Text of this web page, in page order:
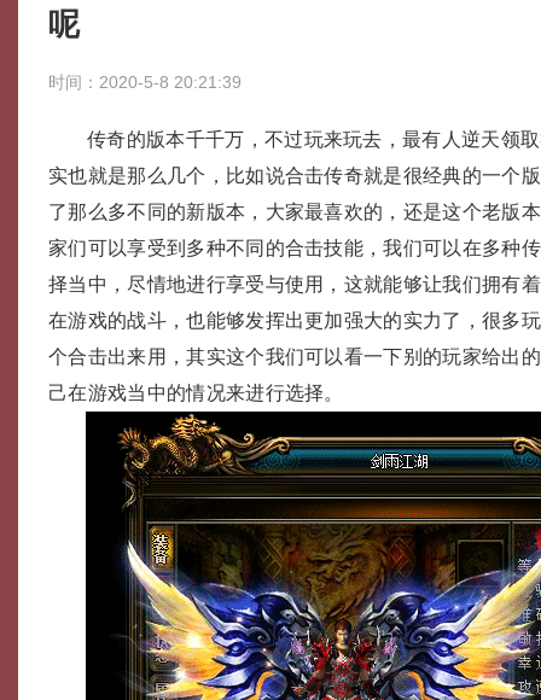
呢
时间：2020-5-8 20:21:39
传奇的版本千千万，不过玩来玩去，最有人逆天领
实也就是那么几个，比如说合击传奇就是很经典的一个
了那么多不同的新版本，大家最喜欢的，还是这个老版
家们可以享受到多种不同的合击技能，我们可以在多种
择当中，尽情地进行享受与使用，这就能够让我们拥有
在游戏的战斗，也能够发挥出更加强大的实力了，很多
个合击出来用，其实这个我们可以看一下别的玩家给出
己在游戏当中的情况来进行选择。